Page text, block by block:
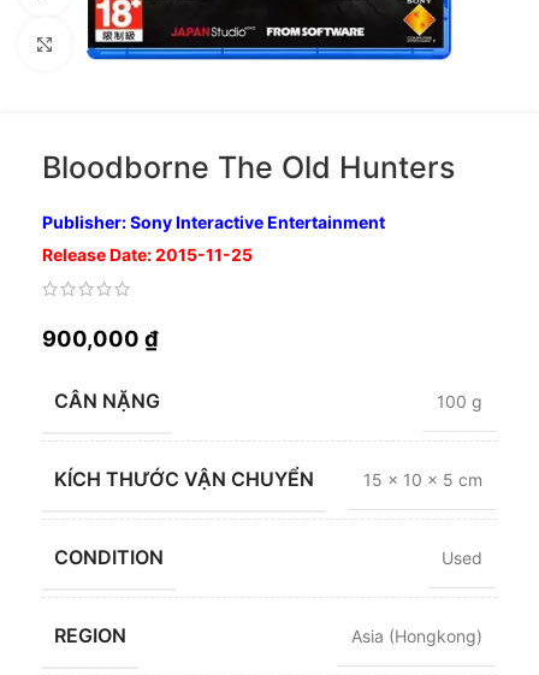
Nhấp để phóng to
Bloodborne The Old Hunters
Publisher: Sony Interactive Entertainment
Release Date: 2015-11-25
900,000 ₫
CÂN NẶNG 100 g
KÍCH THƯỚC VẬN CHUYỂN 15 × 10 × 5 cm
CONDITION Used
REGION Asia (Hongkong)